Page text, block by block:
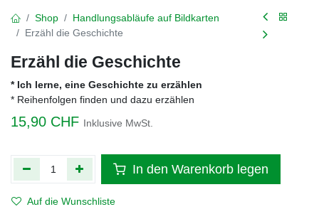
Shop
Handlungsabläufe auf Bildkarten
Erzähl die Geschichte
Erzähl die Geschichte
* Ich lerne, eine Geschichte zu erzählen
* Reihenfolgen finden und dazu erzählen
15,90 CHF Inklusive MwSt.
In den Warenkorb legen
Auf die Wunschliste